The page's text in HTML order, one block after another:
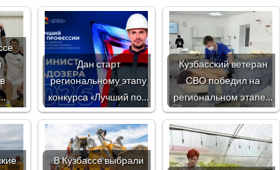
Дан старт
региональному этапу
конкурса «Лучший по…
Кузбасский ветеран
СВО победил на
региональном этапе…
В Кузбассе выбрали